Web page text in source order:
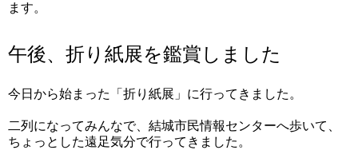
ます。
午後、折り紙展を鑑賞しました
今日から始まった「折り紙展」に行ってきました。
二列になってみんなで、結城市民情報センターへ歩いて、
ちょっとした遠足気分で行ってきました。